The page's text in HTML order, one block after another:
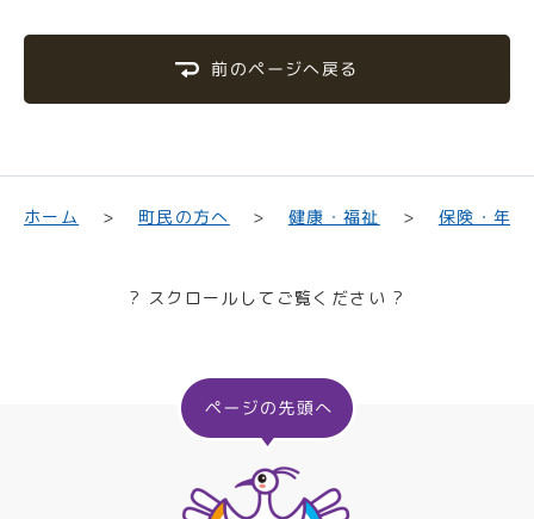
前のページへ戻る
ホーム 町民の方へ 健康・福祉 保険・年
? スクロールしてご覧ください ?